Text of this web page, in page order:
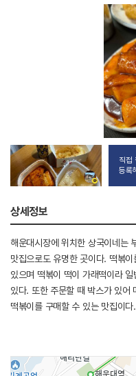
직접
등록
상세정보
해운대시장에 위치한 상국이네는
맛집으로도 유명한 곳이다. 떡볶
있으며 떡볶이 떡이 가래떡이라
있다. 또한 주문할 때 박스가 있어
떡볶이를 구매할 수 있는 맛집이다.